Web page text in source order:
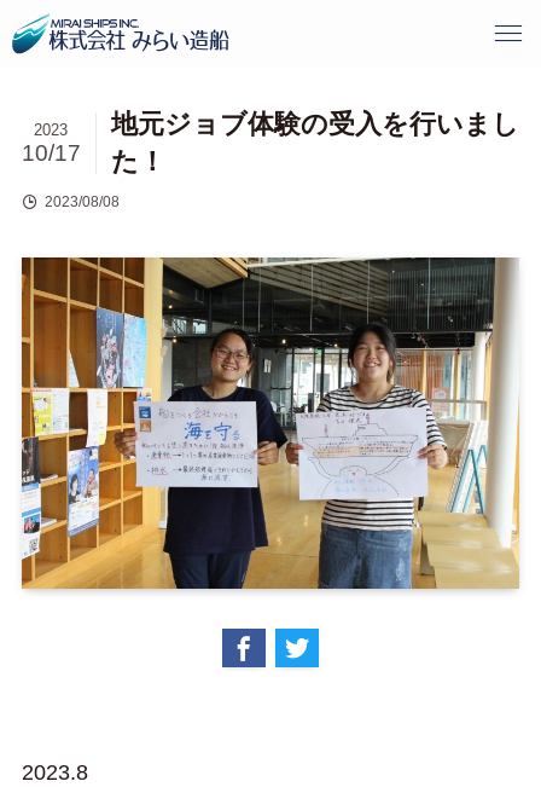
地元ジョブ体験の受入を行いまし
た！
2023
10/17
2023/08/08
2023.8